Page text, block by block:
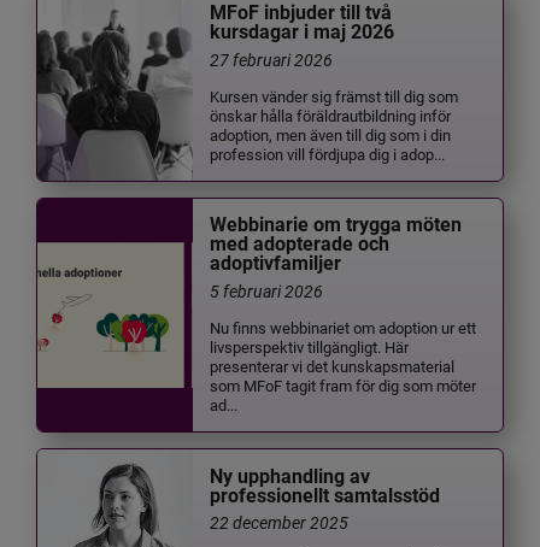
MFoF inbjuder till två
kursdagar i maj 2026
27 februari 2026
Kursen vänder sig främst till dig som
önskar hålla föräldrautbildning inför
adoption, men även till dig som i din
profession vill fördjupa dig i adop...
Webbinarie om trygga möten
med adopterade och
adoptivfamiljer
5 februari 2026
Nu finns webbinariet om adoption ur ett
livsperspektiv tillgängligt. Här
presenterar vi det kunskapsmaterial
som MFoF tagit fram för dig som möter
ad...
Ny upphandling av
professionellt samtalsstöd
22 december 2025